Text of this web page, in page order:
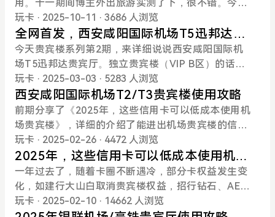
分兑换里程。浙大联名卡有效期免年费，加送1倍积
分。东航金15:1换里程，消费多的情况下用一用。继
续持有。(3)广发银行：水钻、奕驾增值白。水钻留作
纪念；增值白进贵宾楼带1人，现在能无限带人进贵
宾楼的卡不多。此外，广发高铁贵宾厅目前有悦途、
龙腾和自营三个选择，还增加了消费达标再送第三方
高铁餐食。西安高铁北站有8家悦途体验餐厅，4家龙
腾体验餐厅。只要北上广贵宾楼不取消，就继续持
有。今年已销卡Safari、多利卡。(4)秦农银行：东航
白、尊享钻、公务卡。东航白里程神卡，酒店、加油
消费2:1换里程，每月5000里程，本
长等），广发商旅白、增值白及以上、广发私行、招
商私行（2000w达标）等。需要提前打电话预约，报
备车牌及餐食。网约车、出租车、特斯拉不能进入。
02到达方式建议驾车前往，导航直接定位首都国际机
场T2/T3航站楼要客中心。①T2贵宾楼。在机场高速
上行驶时，按指示牌“T2停车楼”进港到达VIP方向开，
右手边有一个横杆拦着的岗亭，通过一岗，T2国际贵
宾停车场在T2航站楼—层的最南侧(靠近1号门)。②T
3贵宾楼。T3航站楼一层最西侧(靠近11号门往西)国
内要客贵宾室。03使用方法提前报备过车牌，下车后
有小哥哥或小姐姐热情迎接，工作人员会根据登记信
息确定人员信息，无需出具卡片或二维码，直接递身
份证即可。可以协助办理登机牌、值机、托运等，可
以解锁飞机前排。有独立餐厅，饭点有热食，可根据
用。十一期间博主外出旅游实测了下，很不错。今天
就开启贵宾楼系列第3期，来详细说说西安咸阳国际
机场T5贵宾楼（VIP B区）使用攻略。信用卡使用方
法参考《2025年，这些信用卡可以低成本使用机场贵
宾楼》。T2/T3贵宾楼使用方法参考《西安咸阳国际
机场贵宾楼使用攻略》。01支持银行该贵宾楼由迅邦
达提供服务，因此支持的银行同西安咸阳国际机场T
2/T3贵宾楼，包括工行、农行（5次）、招行、交
行、兴业等，无需提前预约。02到达方式驾车前往：
导航西安咸阳国际机场T5航站楼VIP B区即可到达，
如车辆进场需提前电话预约。公共交通：从T5航站楼
一层513门出来，右转直行约50米，过马路（对面建
筑物即为贵宾楼），看到车辆进出贵宾楼的岗亭。岗
亭左侧道路走到底后右转约30米，即可到达VIP B
区。03使用方法到达迅邦达贵宾休息区前台，出示权
玩卡 · 2025-10-11 · 3686 人浏览
全网首发，西安咸阳国际机场T5迅邦达贵
宾厅使用攻略
今天贵宾楼系列第2期，来详细说说西安咸阳国际机
场T5迅邦达贵宾厅。独立贵宾楼（VIP B区）的话预
计年底开放。各银行信用卡贵宾楼使用方法参考《20
25年，这些信用卡可以低成本使用机场贵宾楼》。西
安机场T2/T3贵宾楼使用方法参考《西安咸阳国际机
场T2/T3贵宾楼使用攻略》。01支持银行支持的银行
同西安咸阳国际机场T2/T3贵宾楼，主要包括工行、
农行（5次）、招行、交行、兴业等，无需提前预
约。02到达方式驾车前往：驶出机场专用高速后，请
提前靠左侧三车道直行，沿标识指引通过高架桥驶
入。公共交通：乘坐地铁14号线到达机场（T5）站下
车，从站台通过扶梯（或直梯）到达站厅，经出站闸
玩卡 · 2025-03-03 · 5283 人浏览
西安咸阳国际机场T2/T3贵宾楼使用攻略
前期分享了《2025年，这些信用卡可以低成本使用机
场贵宾楼》，详细的介绍了能进出机场贵宾楼的信用
卡及使用方式。今天开始，我将开个新合集<贵宾楼
>，挨个说下各机场贵宾楼使用攻略。博主029，首篇
就先说西安咸阳国际机场T2/T3贵宾楼。T2/T3贵宾
楼是分开的，但是路线、使用方法相同，就一并说。
01支持银行工行、农行（仅精粹，5次）、招行、交
行、兴业等，无需提前预约。02到达方式驾车前往：
玩卡 · 2025-02-26 · 4472 人浏览
2025年，这些信用卡可以低成本使用机场
贵宾楼
一年过去了，随着卡圈不断遇冷，部分卡权益发生变
化，如建行大山白取消贵宾楼权益，招行钻石、AE白
限制总使用次数，广发龙霸天下架，农行、工行部分
玩卡 · 2025-02-10 · 14662 人浏览